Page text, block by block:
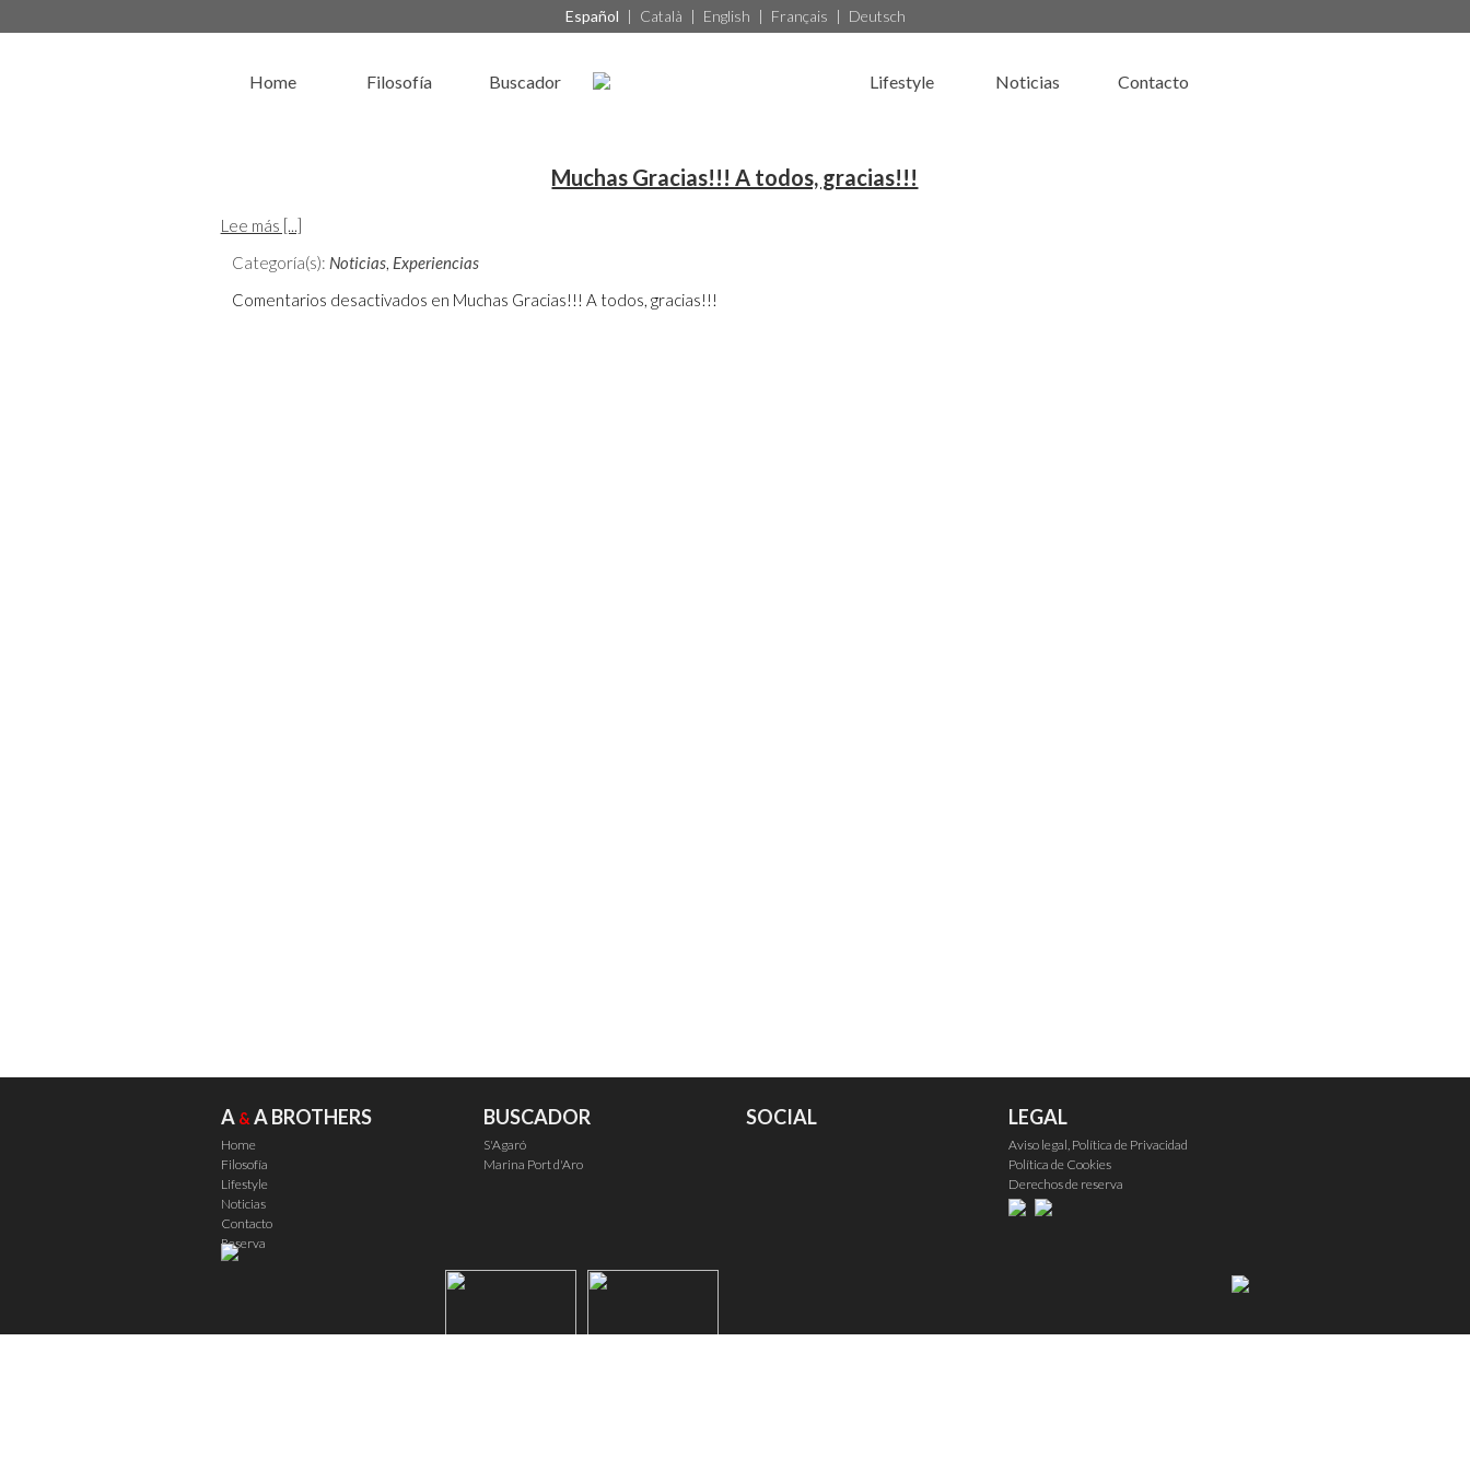
Español | Català | English | Français | Deutsch
Home Filosofía Buscador Lifestyle Noticias Contacto
Muchas Gracias!!! A todos, gracias!!!
Lee más [...]
Categoría(s): Noticias, Experiencias
Comentarios desactivados en Muchas Gracias!!! A todos, gracias!!!
A & A BROTHERS
Home
Filosofía
Lifestyle
Noticias
Contacto
Reserva
BUSCADOR
S'Agaró
Marina Port d'Aro
SOCIAL LEGAL
Aviso legal, Política de Privacidad
Política de Cookies
Derechos de reserva